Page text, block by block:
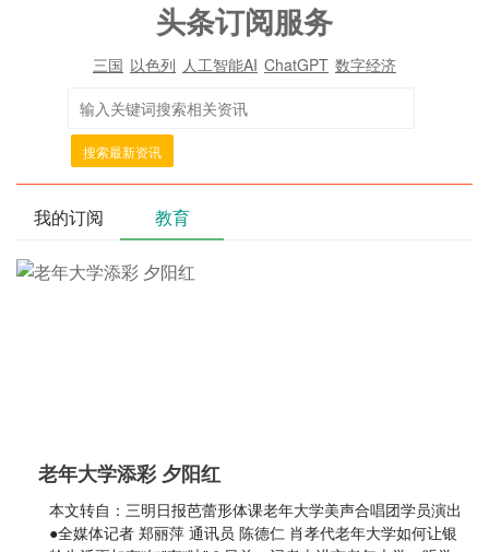
头条订阅服务
三国 以色列 人工智能AI ChatGPT 数字经济
搜索最新资讯
我的订阅 教育
老年大学添彩 夕阳红
本文转自：三明日报芭蕾形体课老年大学美声合唱团学员演出
●全媒体记者 郑丽萍 通讯员 陈德仁 肖孝代老年大学如何让银